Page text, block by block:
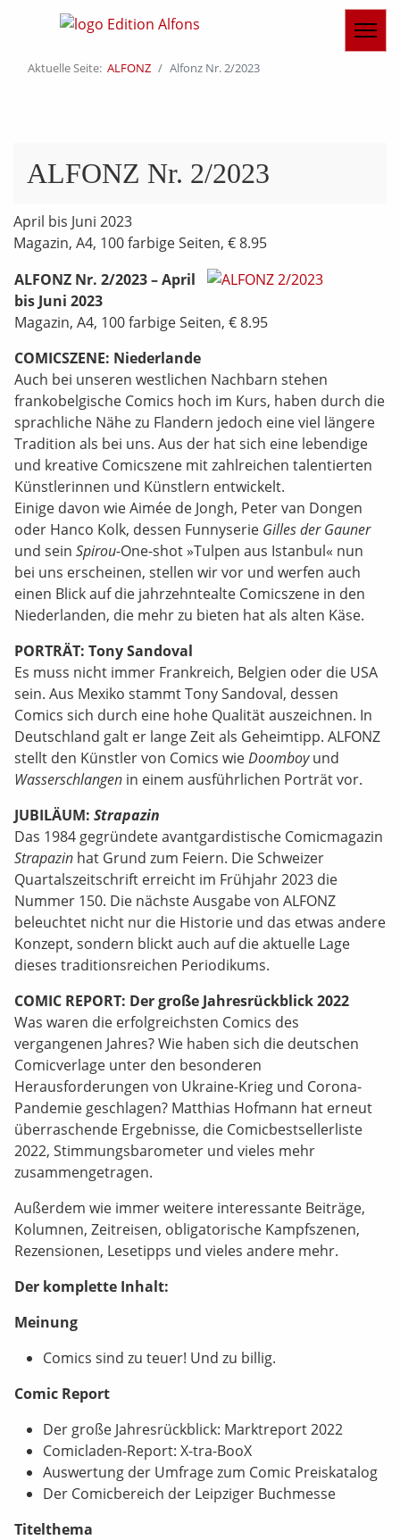
Aktuelle Seite: ALFONZ Alfonz Nr. 2/2023
ALFONZ Nr. 2/2023
April bis Juni 2023
Magazin, A4, 100 farbige Seiten, € 8.95
ALFONZ Nr. 2/2023 – April
bis Juni 2023
Magazin, A4, 100 farbige Seiten, € 8.95
COMICSZENE: Niederlande
Auch bei unseren westlichen Nachbarn stehen
frankobelgische Comics hoch im Kurs, haben durch die
sprachliche Nähe zu Flandern jedoch eine viel längere
Tradition als bei uns. Aus der hat sich eine lebendige
und kreative Comicszene mit zahlreichen talentierten
Künstlerinnen und Künstlern entwickelt.
Einige davon wie Aimée de Jongh, Peter van Dongen
oder Hanco Kolk, dessen Funnyserie Gilles der Gauner
und sein Spirou-One-shot »Tulpen aus Istanbul« nun
bei uns erscheinen, stellen wir vor und werfen auch
einen Blick auf die jahrzehntealte Comicszene in den
Niederlanden, die mehr zu bieten hat als alten Käse.
PORTRÄT: Tony Sandoval
Es muss nicht immer Frankreich, Belgien oder die USA
sein. Aus Mexiko stammt Tony Sandoval, dessen
Comics sich durch eine hohe Qualität auszeichnen. In
Deutschland galt er lange Zeit als Geheimtipp. ALFONZ
stellt den Künstler von Comics wieDoomboyund
Wasserschlangen in einem ausführlichen Porträt vor.
JUBILÄUM: Strapazin
Das 1984 gegründete avantgardistische Comicmagazin
Strapazin hat Grund zum Feiern. Die Schweizer
Quartalszeitschrift erreicht im Frühjahr 2023 die
Nummer 150. Die nächste Ausgabe von ALFONZ
beleuchtet nicht nur die Historie und das etwas andere
Konzept, sondern blickt auch auf die aktuelle Lage
dieses traditionsreichen Periodikums.
COMIC REPORT: Der große Jahresrückblick 2022
Was waren die erfolgreichsten Comics des
vergangenen Jahres? Wie haben sich die deutschen
Comicverlage unter den besonderen
Herausforderungen von Ukraine-Krieg und Corona-
Pandemie geschlagen? Matthias Hofmann hat erneut
überraschende Ergebnisse, die Comicbestsellerliste
2022, Stimmungsbarometer und vieles mehr
zusammengetragen.
Außerdem wie immer weitere interessante Beiträge,
Kolumnen, Zeitreisen, obligatorische Kampfszenen,
Rezensionen, Lesetipps und vieles andere mehr.
Der komplette Inhalt:
Meinung
Comics sind zu teuer! Und zu billig.
Comic Report
Der große Jahresrückblick: Marktreport 2022
Comicladen-Report: X-tra-BooX
Auswertung der Umfrage zum Comic Preiskatalog
Der Comicbereich der Leipziger Buchmesse
Titelthema